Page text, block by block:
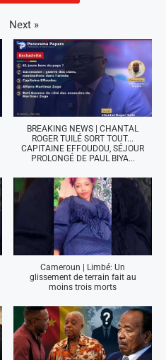
Next »
BREAKING NEWS | CHANTAL
ROGER TUILÉ SORT TOUT...
CAPITAINE EFFOUDOU, SÉJOUR
PROLONGÉ DE PAUL BIYA...
Cameroun | Limbé: Un
glissement de terrain fait au
moins trois morts